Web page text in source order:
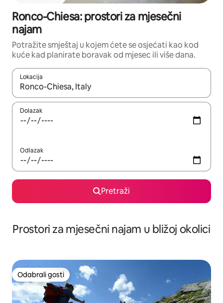
Ronco-Chiesa: prostori za mjesečni
najam
Potražite smještaj u kojem ćete se osjećati kao kod
kuće kad planirate boravak od mjesec ili više dana.
Lokacija
Kada budu dostupni rezultati, moći ćete ih pregledati
Dolazak
Odlazak
Pretraži
Prostori za mjesečni najam u bližoj okolici
Odabrali gosti
Odabrali gosti